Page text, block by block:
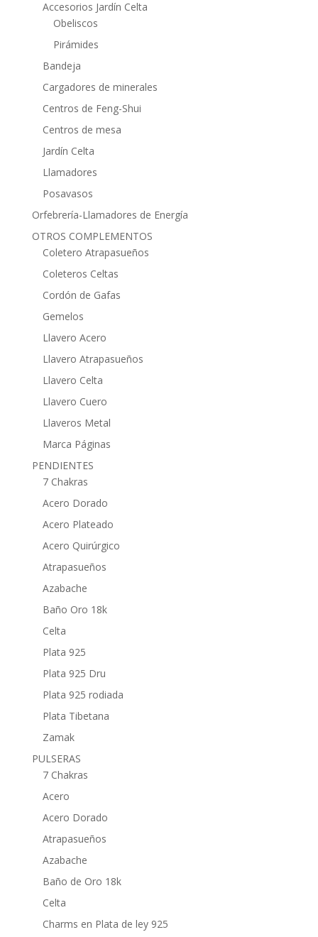
Accesorios Jardín Celta
Obeliscos
Pirámides
Bandeja
Cargadores de minerales
Centros de Feng-Shui
Centros de mesa
Jardín Celta
Llamadores
Posavasos
Orfebrería-Llamadores de Energía
OTROS COMPLEMENTOS
Coletero Atrapasueños
Coleteros Celtas
Cordón de Gafas
Gemelos
Llavero Acero
Llavero Atrapasueños
Llavero Celta
Llavero Cuero
Llaveros Metal
Marca Páginas
PENDIENTES
7 Chakras
Acero Dorado
Acero Plateado
Acero Quirúrgico
Atrapasueños
Azabache
Baño Oro 18k
Celta
Plata 925
Plata 925 Dru
Plata 925 rodiada
Plata Tibetana
Zamak
PULSERAS
7 Chakras
Acero
Acero Dorado
Atrapasueños
Azabache
Baño de Oro 18k
Celta
Charms en Plata de ley 925